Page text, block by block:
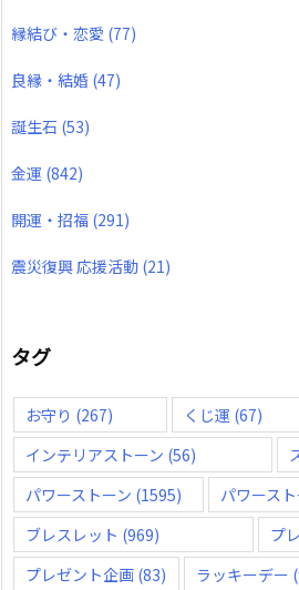
縁結び・恋愛 (77)
良縁・結婚 (47)
誕生石 (53)
金運 (842)
開運・招福 (291)
震災復興 応援活動 (21)
タグ
お守り (267) くじ運 (67)
インテリアストーン (56)
パワーストーン (1595) パワース
ブレスレット (969) プ
プレゼント企画 (83) ラッキーデー